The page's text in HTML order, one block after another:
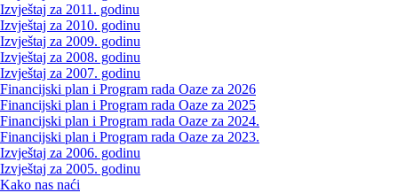
Izvještaj za 2011. godinu
Izvještaj za 2010. godinu
Izvještaj za 2009. godinu
Izvještaj za 2008. godinu
Izvještaj za 2007. godinu
Financijski plan i Program rada Oaze za 2026
Financijski plan i Program rada Oaze za 2025
Financijski plan i Program rada Oaze za 2024.
Financijski plan i Program rada Oaze za 2023.
Izvještaj za 2006. godinu
Izvještaj za 2005. godinu
Kako nas naći